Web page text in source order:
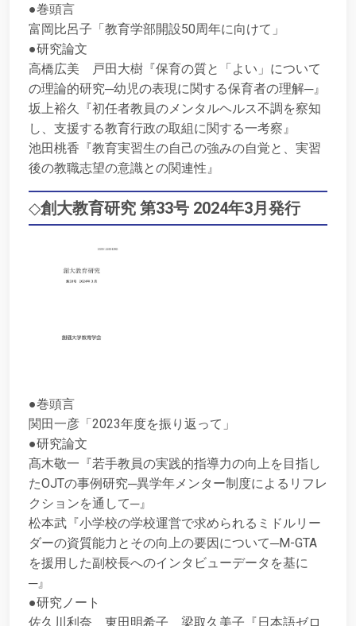
●巻頭言
富岡比呂子「教育学部開設50周年に向けて」
●研究論文
高橋広美 戸田大樹『保育の質と「よい」について
の理論的研究─幼児の表現に関する保育者の理解─』
坂上裕久『初任者教員のメンタルヘルス不調を察知
し、支援する教育行政の取組に関する一考察』
池田桃香『教育実習生の自己の強みの自覚と、実習
後の教職志望の意識との関連性』
◇創大教育研究 第33号 2024年3月発行
●巻頭言
関田一彦「2023年度を振り返って」
●研究論文
髙木敬一『若手教員の実践的指導力の向上を目指し
たOJTの事例研究─異学年メンター制度によるリフレ
クションを通して─』
松本武『小学校の学校運営で求められるミドルリー
ダーの資質能力とその向上の要因について─M-GTA
を援用した副校長へのインタビューデータを基に
─』
●研究ノート
佐久川利奈 東田明希子 梁取久美子『日本語ゼロ